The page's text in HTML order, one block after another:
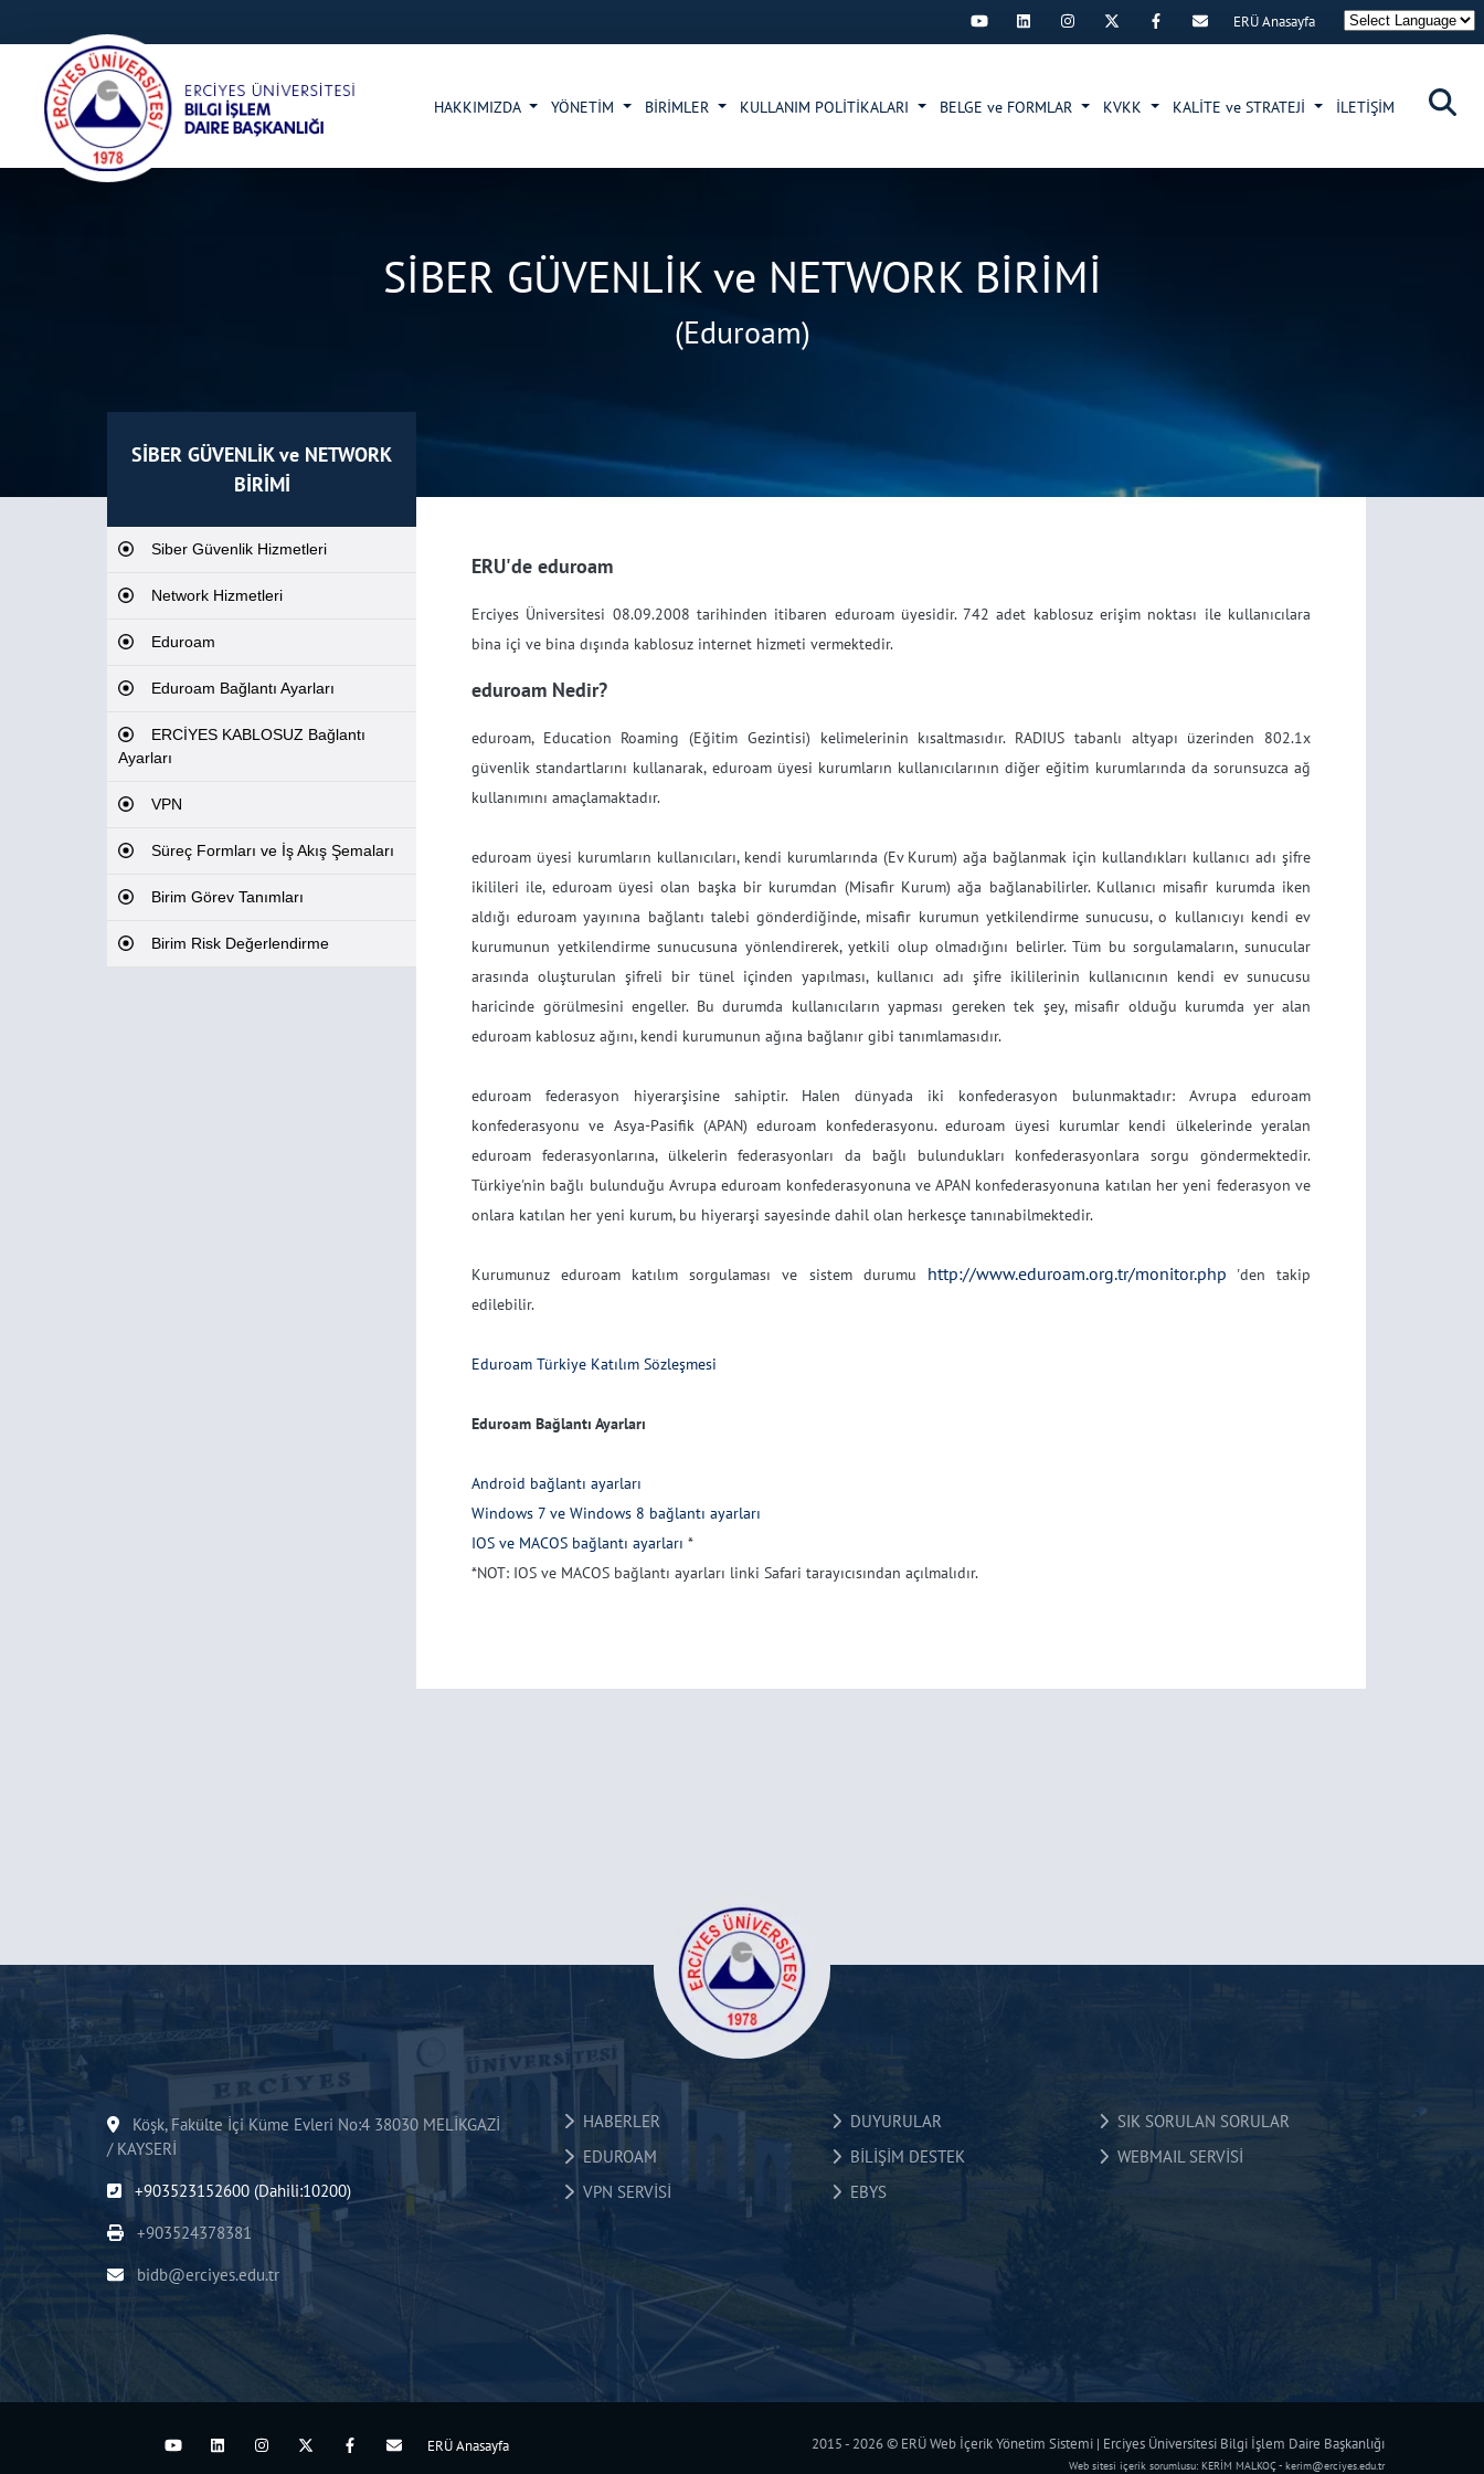
×
ERÜ Anasayfa
HAKKIMIZDA YÖNETİM BİRİMLER KULLANIM POLİTİKALARI BELGE ve FORMLAR KVKK KALİTE ve STRATEJİ İLETİŞİM
SİBER GÜVENLİK ve NETWORK BİRİMİ
(Eduroam)
SİBER GÜVENLİK ve NETWORK
BİRİMİ
Siber Güvenlik Hizmetleri
Network Hizmetleri
Eduroam
Eduroam Bağlantı Ayarları
ERCİYES KABLOSUZ Bağlantı
Ayarları
VPN
Süreç Formları ve İş Akış Şemaları
Birim Görev Tanımları
Birim Risk Değerlendirme
ERU'de eduroam
Erciyes Üniversitesi 08.09.2008 tarihinden itibaren eduroam üyesidir. 742 adet kablosuz erişim noktası ile kullanıcılara
bina içi ve bina dışında kablosuz internet hizmeti vermektedir.
eduroam Nedir?
eduroam, Education Roaming (Eğitim Gezintisi) kelimelerinin kısaltmasıdır. RADIUS tabanlı altyapı üzerinden 802.1x
güvenlik standartlarını kullanarak, eduroam üyesi kurumların kullanıcılarının diğer eğitim kurumlarında da sorunsuzca ağ
kullanımını amaçlamaktadır.
eduroam üyesi kurumların kullanıcıları, kendi kurumlarında (Ev Kurum) ağa bağlanmak için kullandıkları kullanıcı adı şifre
ikilileri ile, eduroam üyesi olan başka bir kurumdan (Misafir Kurum) ağa bağlanabilirler. Kullanıcı misafir kurumda iken
aldığı eduroam yayınına bağlantı talebi gönderdiğinde, misafir kurumun yetkilendirme sunucusu, o kullanıcıyı kendi ev
kurumunun yetkilendirme sunucusuna yönlendirerek, yetkili olup olmadığını belirler. Tüm bu sorgulamaların, sunucular
arasında oluşturulan şifreli bir tünel içinden yapılması, kullanıcı adı şifre ikililerinin kullanıcının kendi ev sunucusu
haricinde görülmesini engeller. Bu durumda kullanıcıların yapması gereken tek şey, misafir olduğu kurumda yer alan
eduroam kablosuz ağını, kendi kurumunun ağına bağlanır gibi tanımlamasıdır.
eduroam federasyon hiyerarşisine sahiptir. Halen dünyada iki konfederasyon bulunmaktadır: Avrupa eduroam
konfederasyonu ve Asya-Pasifik (APAN) eduroam konfederasyonu. eduroam üyesi kurumlar kendi ülkelerinde yeralan
eduroam federasyonlarına, ülkelerin federasyonları da bağlı bulundukları konfederasyonlara sorgu göndermektedir.
Türkiye'nin bağlı bulunduğu Avrupa eduroam konfederasyonuna ve APAN konfederasyonuna katılan her yeni federasyon ve
onlara katılan her yeni kurum, bu hiyerarşi sayesinde dahil olan herkesçe tanınabilmektedir.
Kurumunuz eduroam katılım sorgulaması ve sistem durumu http://www.eduroam.org.tr/monitor.php 'den takip
edilebilir.
Eduroam Türkiye Katılım Sözleşmesi
Eduroam Bağlantı Ayarları
Android bağlantı ayarları
Windows 7 ve Windows 8 bağlantı ayarları
IOS ve MACOS bağlantı ayarları *
*NOT: IOS ve MACOS bağlantı ayarları linki Safari tarayıcısından açılmalıdır.
Köşk, Fakülte İçi Küme Evleri No:4 38030 MELİKGAZİ
/ KAYSERİ
+903523152600 (Dahili:10200)
+903524378381
bidb@erciyes.edu.tr
HABERLER DUYURULAR
SIK SORULAN SORULAR
EDUROAM
BİLİŞİM DESTEK
WEBMAIL SERVİSİ
VPN SERVİSİ
EBYS
ERÜ Anasayfa 2015 - 2026 © ERÜ Web İçerik Yönetim Sistemi | Erciyes Üniversitesi Bilgi İşlem Daire Başkanlığı
Web sitesi içerik sorumlusu: KERİM MALKOÇ - kerim@erciyes.edu.tr